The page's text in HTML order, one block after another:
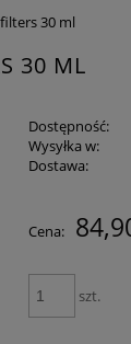
30 ml
30 ML
Dostępność:
Wysyłka w:
Dostawa:
Cena:
szt.